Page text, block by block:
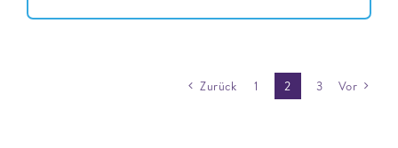
Zurück 1 2 3 Vor